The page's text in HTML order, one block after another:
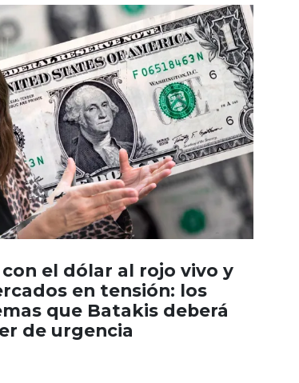
con el dólar al rojo vivo y
en tensión: los
que Batakis deberá
de urgencia